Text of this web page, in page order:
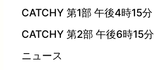
CATCHY 第1部 午後4時15分
CATCHY 第2部 午後6時15分
ニュース